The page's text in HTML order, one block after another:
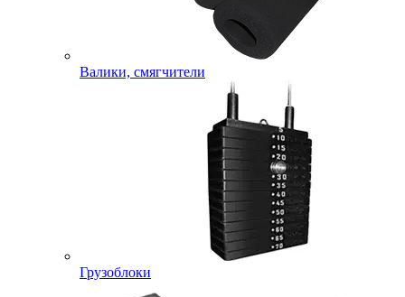
Валики, смягчители
Грузоблоки